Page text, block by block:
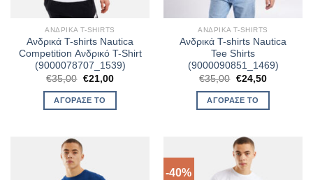
ΑΝΔΡΙΚΆ T-SHIRTS
Ανδρικά T-shirts Nautica
Competition Ανδρικό T-Shirt
(9000078707_1539)
€35,00 Original
price
was:
€35,00.
€21,00Η
τιμή
ΑΓΌΡΑΣΈ ΤΟ
ΑΝΔΡΙΚΆ T-SHIRTS
Ανδρικά T-shirts Nautica
Tee Shirts
(9000090851_1469)
€35,00 Original
price
was:
€35,00.
€24,50Η
τιμή
ΑΓΌΡΑΣΈ ΤΟ
-40%